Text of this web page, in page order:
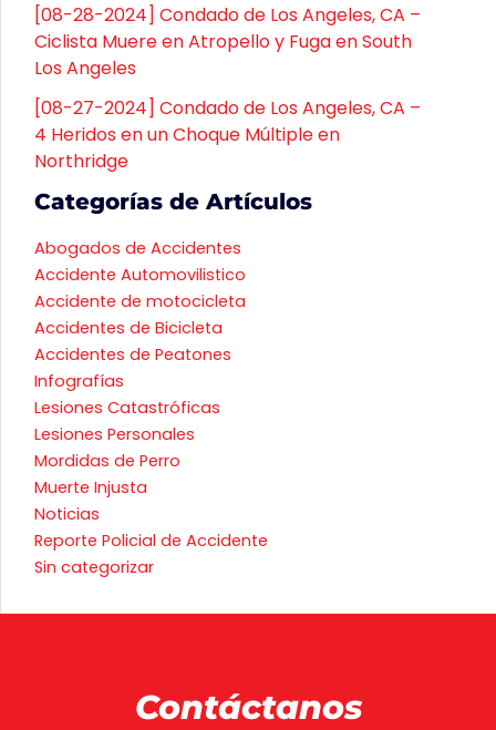
[08-28-2024] Condado de Los Angeles, CA –
Ciclista Muere en Atropello y Fuga en South
Los Angeles
[08-27-2024] Condado de Los Angeles, CA –
4 Heridos en un Choque Múltiple en
Northridge
Categorías de Artículos
Abogados de Accidentes
Accidente Automovilistico
Accidente de motocicleta
Accidentes de Bicicleta
Accidentes de Peatones
Infografías
Lesiones Catastróficas
Lesiones Personales
Mordidas de Perro
Muerte Injusta
Noticias
Reporte Policial de Accidente
Sin categorizar
Contáctanos